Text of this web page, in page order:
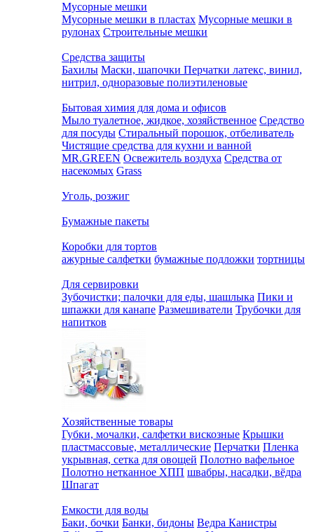
Мусорные мешки
Мусорные мешки в пластах Мусорные мешки в
рулонах Строительные мешки
Средства защиты
Бахилы Маски, шапочки Перчатки латекс, винил,
нитрил, одноразовые полиэтиленовые
Бытовая химия для дома и офисов
Мыло туалетное, жидкое, хозяйственное Средство
для посуды Стиральный порошок, отбеливатель
Чистящие средства для кухни и ванной
MR.GREEN Освежитель воздуха Средства от
насекомых Grass
Уголь, розжиг
Бумажные пакеты
Коробки для тортов
ажурные салфетки бумажные подложки тортницы
Для сервировки
Зубочистки; палочки для еды, шашлыка Пики и
шпажки для канапе Размешиватели Трубочки для
напитков
Хозяйственные товары
Губки, мочалки, салфетки вискозные Крышки
пластмассовые, металлические Перчатки Пленка
укрывная, сетка для овощей Полотно вафельное
Полотно нетканное ХПП швабры, насадки, вёдра
Шпагат
Емкости для воды
Баки, бочки Банки, бидоны Ведра Канистры